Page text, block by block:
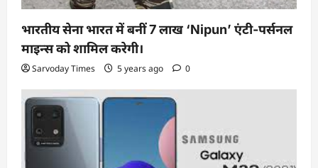
भारतीय सेना भारत में बनीं 7 लाख ‘Nipun’ एंटी-पर्सनल
माइन्स को शामिल करेगी।
Sarvoday Times 5 years ago 0